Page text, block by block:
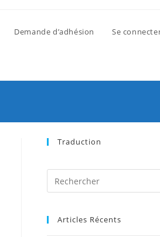
Demande d’adhésion Se
Traduction
Articles Récents